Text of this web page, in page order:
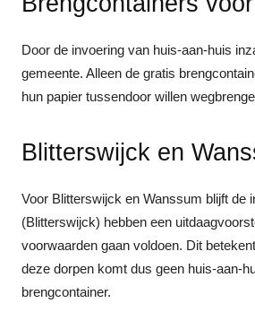
Door de invoering van huis-aan-huis
gemeente. Alleen de gratis
hun papier tussendoor willen
Blitterswijck en
Voor Blitterswijck en Wanssum blijft de
(Blitterswijck) hebben een
voorwaarden gaan voldoen. Dit
deze dorpen komt dus geen huis-aan-
brengcontainer.